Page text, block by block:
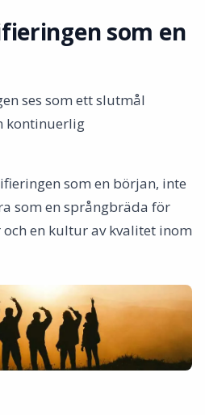
som en
ses som ett slutmål
kontinuerlig
som en början, inte
som en språngbräda för
en kultur av kvalitet inom